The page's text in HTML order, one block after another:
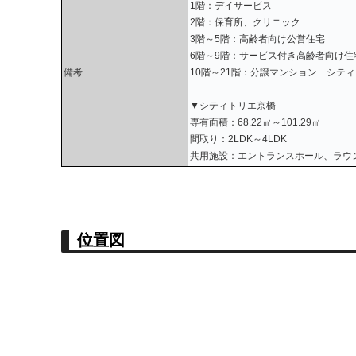
備考
1階：デイサービス
2階：保育所、クリニック
3階～5階：高齢者向け公営住宅
6階～9階：サービス付き高齢者向け住
10階～21階：分譲マンション「シティ
▼シティトリエ京橋
専有面積：68.22㎡～101.29㎡
間取り：2LDK～4LDK
共用施設：エントランスホール、ラウ
位置図